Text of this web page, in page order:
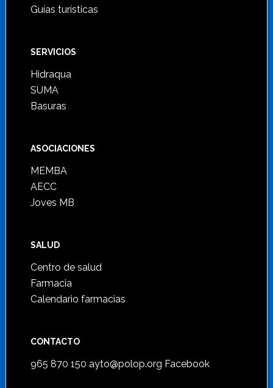
Guías turísticas
SERVICIOS
Hidraqua
SUMA
Basuras
ASOCIACIONES
MEMBA
AECC
Joves MB
SALUD
Centro de salud
Farmacia
Calendario farmacias
CONTACTO
965 870 150 ayto@polop.org Facebook